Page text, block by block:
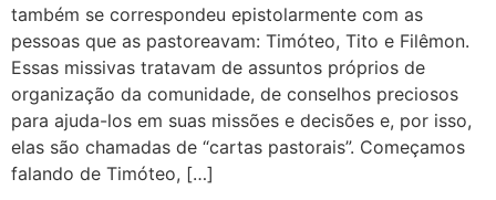
também se correspondeu epistolarmente com as
pessoas que as pastoreavam: Timóteo, Tito e Filêmon.
Essas missivas tratavam de assuntos próprios de
organização da comunidade, de conselhos preciosos
para ajuda-los em suas missões e decisões e, por isso,
elas são chamadas de “cartas pastorais”. Começamos
falando de Timóteo, […]